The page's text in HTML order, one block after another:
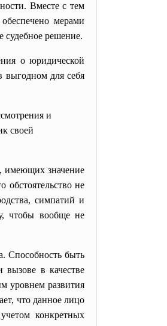
Вместе с тем
мерами
судебное решение.
о юридической
выгодном для себя
и
своей
имеющих значение
обстоятельство не
симпатий и
чтобы вообще не
Способность быть
вызове в качестве
уровнем развития
что данное лицо
конкретных